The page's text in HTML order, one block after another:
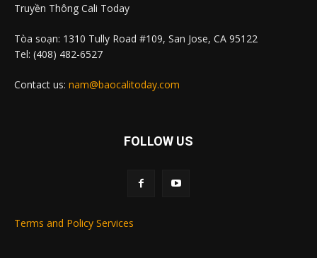
Truyền Thông Cali Today
Tòa soạn: 1310 Tully Road #109, San Jose, CA 95122
Tel: (408) 482-6527
Contact us: nam@baocalitoday.com
FOLLOW US
Terms and Policy Services